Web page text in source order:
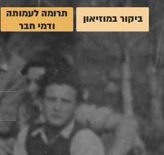
ביקור במוזיאון
תרומה לעמותה
ודמי חבר